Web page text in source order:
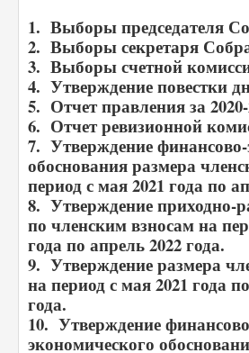
1. Выборы председателя
2. Выборы секретаря
3. Выборы счетной
4. Утверждение повестки
5. Отчет правления за 2020-
6. Отчет ревизионной
7. Утверждение
обоснования размера
период с мая 2021 года по
8. Утверждение приходно-
по членским взносам на
года по апрель 2022 года.
9. Утверждение размера
на период с мая 2021 года
года.
10. Утверждение
экономического